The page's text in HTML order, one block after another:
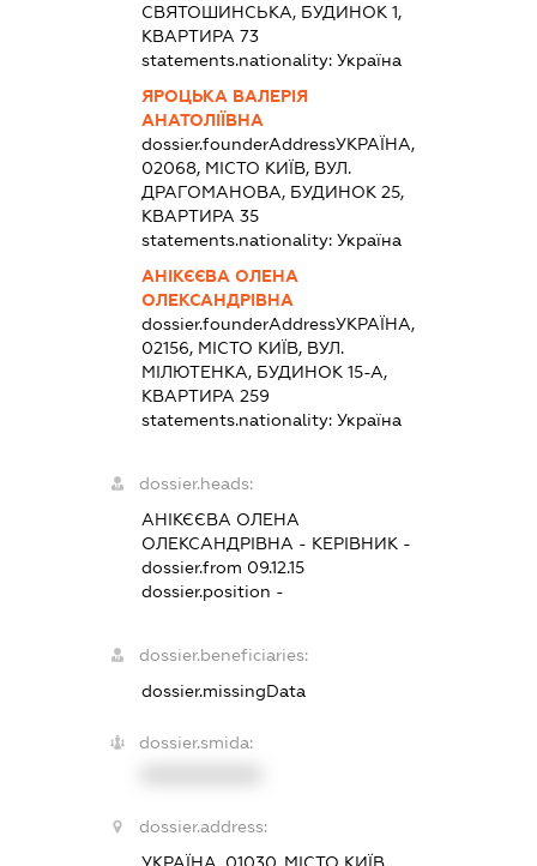
СВЯТОШИНСЬКА, БУДИНОК 1,
КВАРТИРА 73
statements.nationality:Україна
ЯРОЦЬКА ВАЛЕРІЯ
АНАТОЛІЇВНА
dossier.founderAddressУКРАЇНА,
02068, МІСТО КИЇВ, ВУЛ.
ДРАГОМАНОВА, БУДИНОК 25,
КВАРТИРА 35
statements.nationality:Україна
АНІКЄЄВА ОЛЕНА
ОЛЕКСАНДРІВНА
dossier.founderAddressУКРАЇНА,
02156, МІСТО КИЇВ, ВУЛ.
МІЛЮТЕНКА, БУДИНОК 15-А,
КВАРТИРА 259
statements.nationality:Україна
dossier.heads:
АНІКЄЄВА ОЛЕНА
ОЛЕКСАНДРІВНА - КЕРІВНИК -
dossier.from 09.12.15
dossier.position -
dossier.beneficiaries:
dossier.missingData
dossier.smida:
dossier.address: